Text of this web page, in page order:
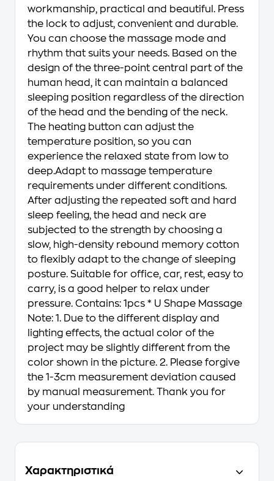
workmanship, practical and beautiful. Press
the lock to adjust, convenient and durable.
You can choose the massage mode and
rhythm that suits your needs. Based on the
design of the three-point central part of the
human head, it can maintain a balanced
sleeping position regardless of the direction
of the head and the bending of the neck.
The heating button can adjust the
temperature position, so you can
experience the relaxed state from low to
deep.Adapt to massage temperature
requirements under different conditions.
After adjusting the repeated soft and hard
sleep feeling, the head and neck are
subjected to the strength by choosing a
slow, high-density rebound memory cotton
to flexibly adapt to the change of sleeping
posture. Suitable for office, car, rest, easy to
carry, is a good helper to relax under
pressure. Contains: 1pcs * U Shape Massage
Note: 1. Due to the different display and
lighting effects, the actual color of the
project may be slightly different from the
color shown in the picture. 2. Please forgive
the 1-3cm measurement deviation caused
by manual measurement. Thank you for
your understanding
Χαρακτηριστικά